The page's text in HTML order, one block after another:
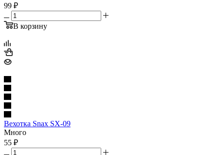
99 ₽
В корзину
Вехотка Snax SX-09
Много
55 ₽